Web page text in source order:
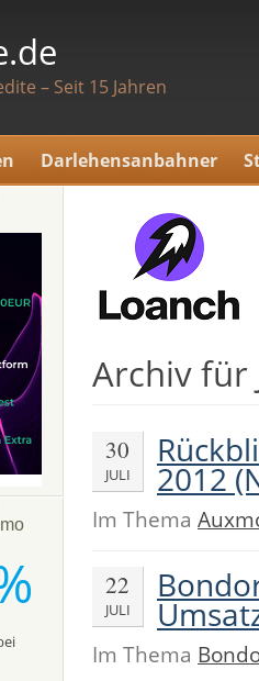
– Seit 15 Jahren
Darlehensanbahner
Archiv für
30
JULI 2012
Im Thema
22
JULI
Im Thema